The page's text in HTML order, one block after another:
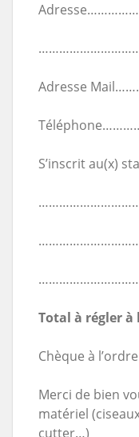
Adresse
S’inscrit au(x)
Total à régler
Chèque à
Merci de bien
matériel
cutter…)